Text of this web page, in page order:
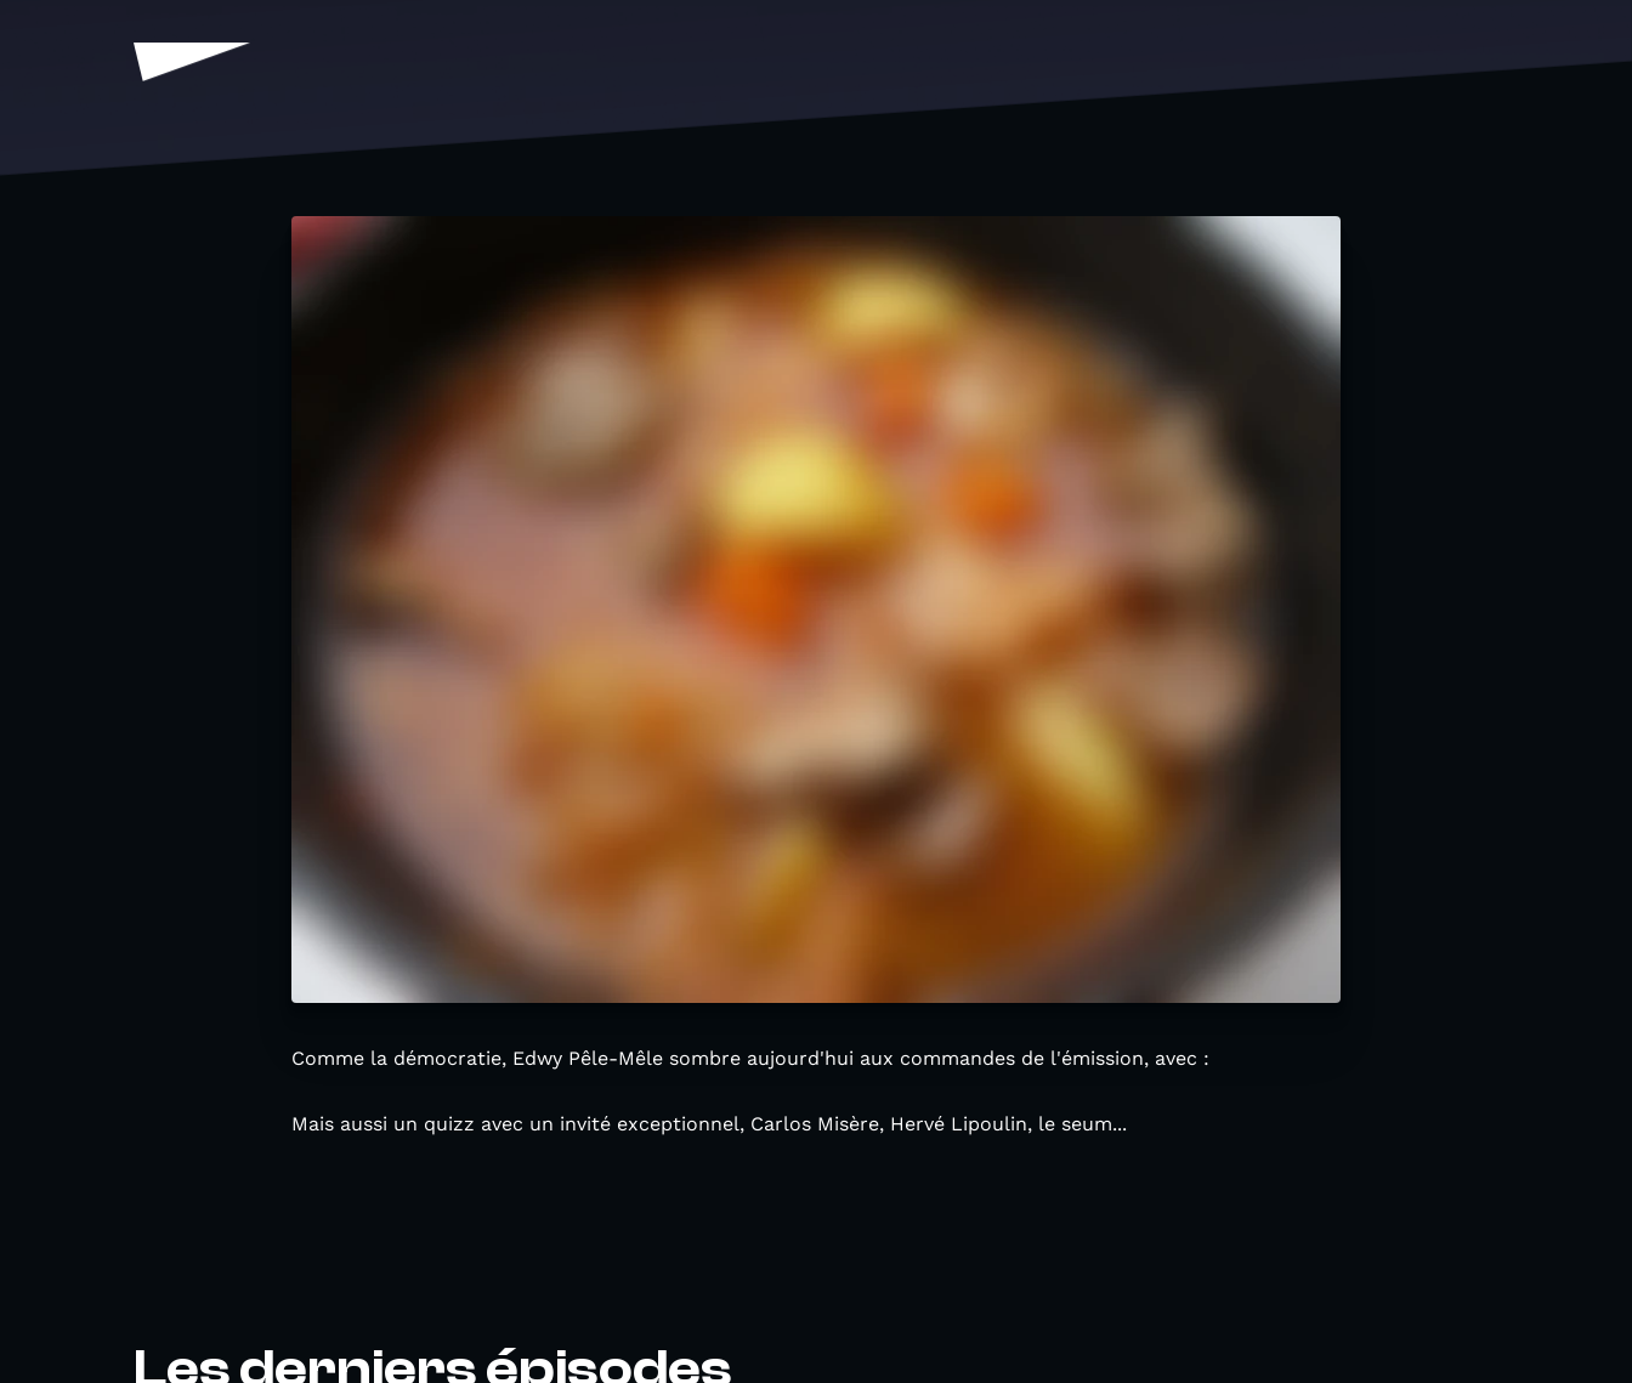
Comme la démocratie, Edwy Pêle-Mêle sombre aujourd'hui aux commandes de l'émission, avec :
Mais aussi un quizz avec un invité exceptionnel, Carlos Misère, Hervé Lipoulin, le seum...
Les derniers épisodes